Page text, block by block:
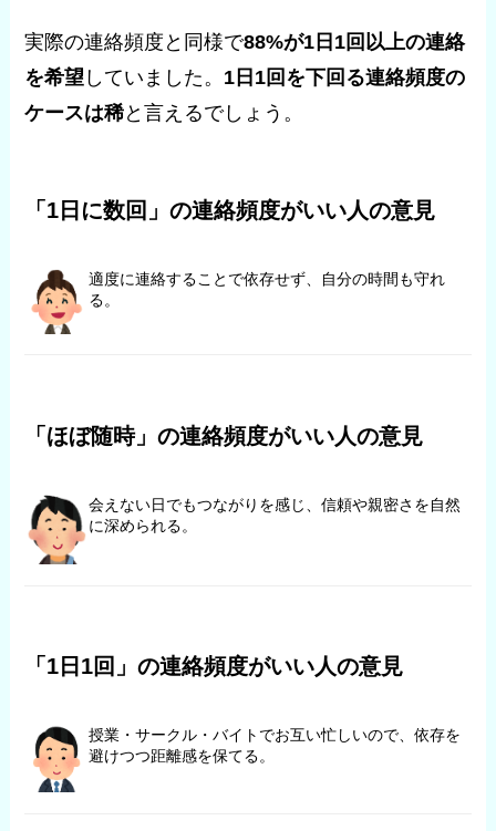
実際の連絡頻度と同様で88%が1日1回以上の連絡
を希望 していました。 1日1回を下回る連絡頻度の
ケースは稀と言えるでしょう。
「1日に数回」の連絡頻度がいい人の意見
適度に連絡することで依存せず、自分の時間も守れ
る。
「ほぼ随時」の連絡頻度がいい人の意見
会えない日でもつながりを感じ、信頼や親密さを自然
に深められる。
「1日1回」の連絡頻度がいい人の意見
授業・サークル・バイトでお互い忙しいので、依存を
避けつつ距離感を保てる。